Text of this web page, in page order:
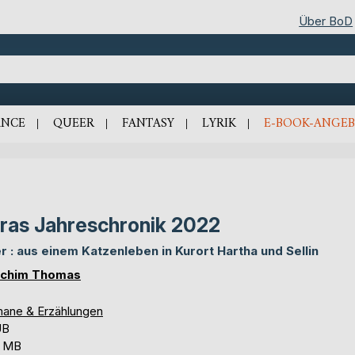
Über BoD
QUEER FANTASY LYRIK E-BOOK-
Jahreschronik 2022
: aus einem Katzenleben in Kurort Hartha und Sellin
Thomas
& Erzählungen
MB